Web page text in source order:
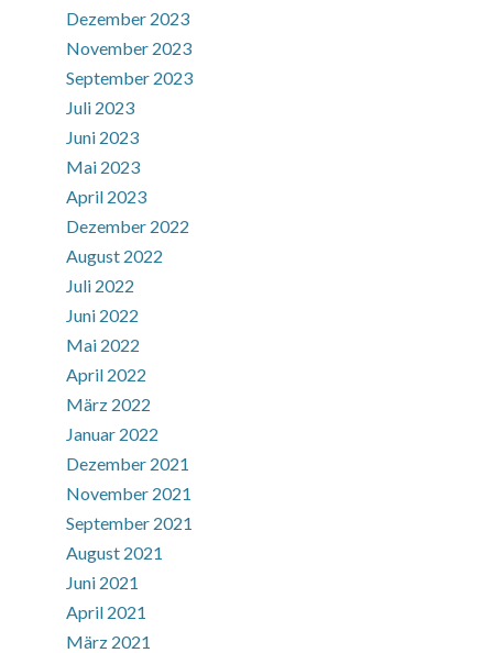
Dezember 2023
November 2023
September 2023
Juli 2023
Juni 2023
Mai 2023
April 2023
Dezember 2022
August 2022
Juli 2022
Juni 2022
Mai 2022
April 2022
März 2022
Januar 2022
Dezember 2021
November 2021
September 2021
August 2021
Juni 2021
April 2021
März 2021